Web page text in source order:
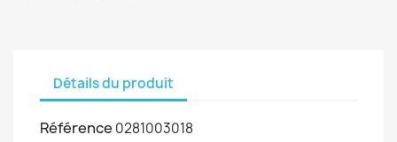
Détails du produit
Référence 0281003018